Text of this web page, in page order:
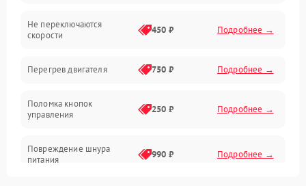
Электроника
Не переключаются
скорости
450 ₽ Подробнее →
Перегрев двигателя 750 ₽ Подробнее →
Поломка кнопок
управления
250 ₽ Подробнее →
Повреждение шнура
питания
990 ₽ Подробнее →